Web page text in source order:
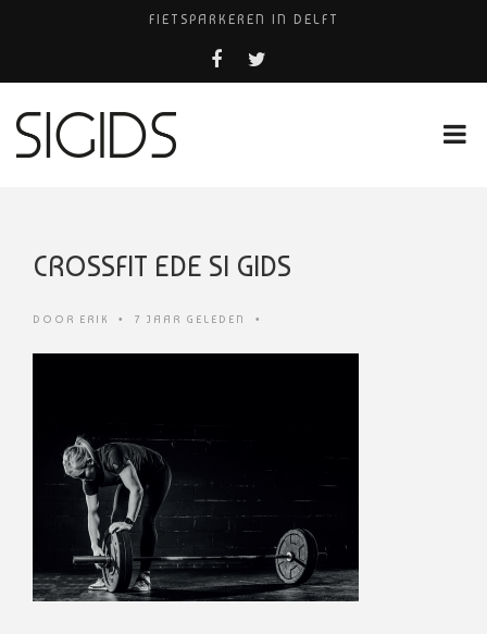
FIETSPARKEREN IN DELFT
PIZZERIA POMPEÏ ￼
COCKTAILS ON THE SPOT!
CROSSFIT EDE SI GIDS
DOOR ERIK • 7 JAAR GELEDEN •